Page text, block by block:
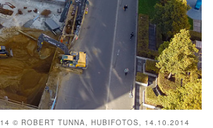
© ROBERT TUNNA, HUBIFOTOS, 14.10.2014